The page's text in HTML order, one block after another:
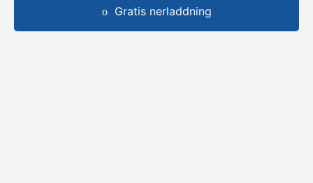
Gratis nerladdning